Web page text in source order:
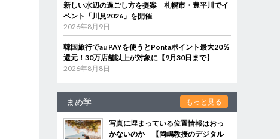
新しい水辺の過ごし方を提案 札幌市・豊平川でイ
ベント「川見2026」を開催
2026年8月9日
韓国旅行でau PAYを使うとPontaポイント最大20％
還元！30万店舗以上が対象に【9月30日まで】
2026年8月8日
まめ学 もっと見る
写真に埋まっている位置情報はおっ
かないのか 【岡嶋教授のデジタル